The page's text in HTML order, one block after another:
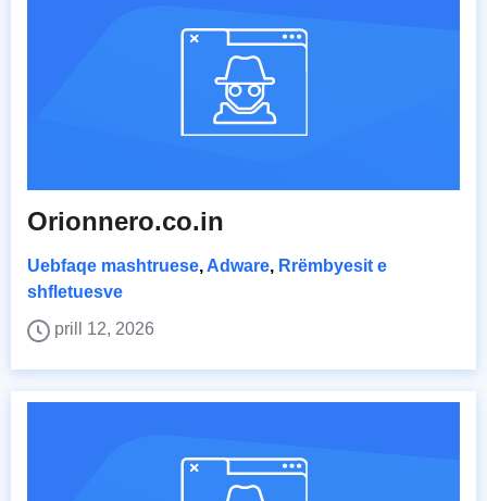
Orionnero.co.in
Uebfaqe mashtruese, Adware, Rrëmbyesit e
shfletuesve
prill 12, 2026